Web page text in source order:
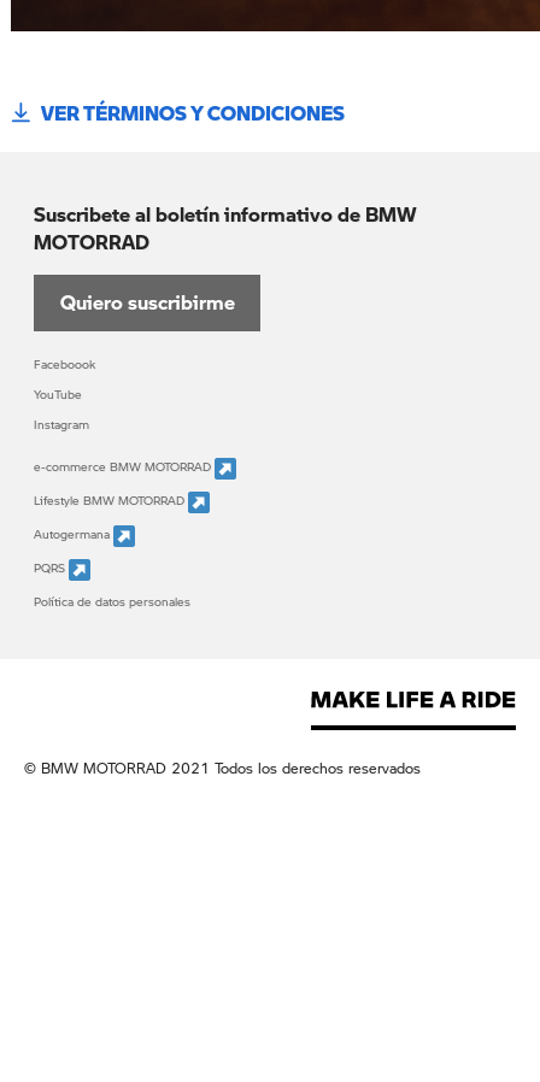
VER TÉRMINOS Y CONDICIONES
Suscribete al boletín informativo de BMW
MOTORRAD
Quiero suscribirme
Faceboook
YouTube
Instagram
e-commerce BMW MOTORRAD
Lifestyle BMW MOTORRAD
Autogermana
PQRS
Política de datos personales
© BMW MOTORRAD 2021 Todos los derechos reservados